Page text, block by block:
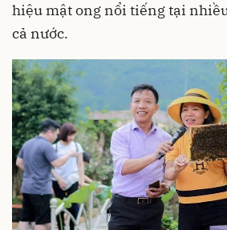
hiệu mật ong nổi tiếng tại
cả nước.